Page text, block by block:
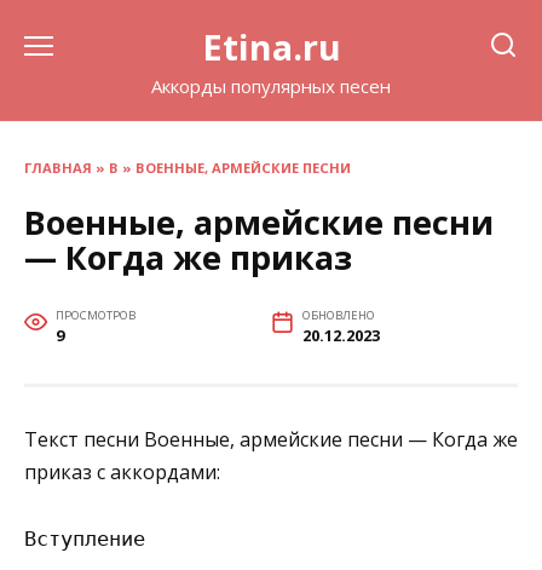
Etina.ru
Аккорды популярных песен
ГЛАВНАЯ » В » ВОЕННЫЕ, АРМЕЙСКИЕ ПЕСНИ
Военные, армейские песни
— Когда же приказ
ПРОСМОТРОВ
9
ОБНОВЛЕНО
20.12.2023
Текст песни Военные, армейские песни — Когда же
приказ с аккордами:
Вступление